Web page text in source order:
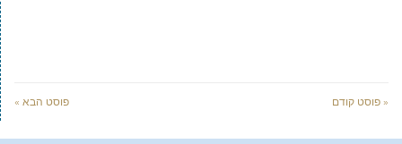
« פוסט קודם פוסט הבא »